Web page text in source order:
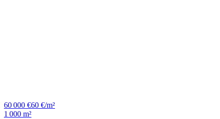
60 000 €60 €/m²
1 000 m²